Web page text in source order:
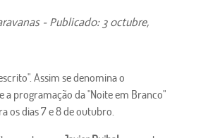
- Publicado: 3 octubre,
Assim se denomina o
a programação da "Noite em Branco"
os dias 7 e 8 de outubro.